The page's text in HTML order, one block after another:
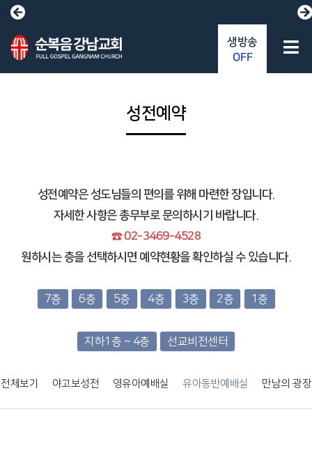
성전예약
성전예약은 성도님들의 편의를 위해 마련한 장입니다.
자세한 사항은 총무부로 문의하시기 바랍니다.
☎ 02-3469-4528
원하시는 층을 선택하시면 예약현황을 확인하실 수 있습니다.
7층 6층 5층 4층 3층 2층 1층
지하1층 ~ 4층 선교비전센터
전체보기 야고보성전 영유아예배실 유아동반예배실 만남의 광장
생방송
OFF